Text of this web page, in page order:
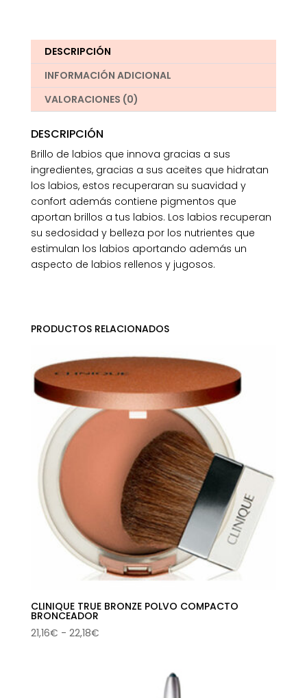
DESCRIPCIÓN
INFORMACIÓN ADICIONAL
VALORACIONES (0)
DESCRIPCIÓN
Brillo de labios que innova gracias a sus
ingredientes, gracias a sus aceites que hidratan
los labios, estos recuperaran su suavidad y
confort además contiene pigmentos que
aportan brillos a tus labios. Los labios recuperan
su sedosidad y belleza por los nutrientes que
estimulan los labios aportando además un
aspecto de labios rellenos y jugosos.
PRODUCTOS RELACIONADOS
CLINIQUE TRUE BRONZE POLVO COMPACTO
BRONCEADOR
21,16€ - 22,18€Rango